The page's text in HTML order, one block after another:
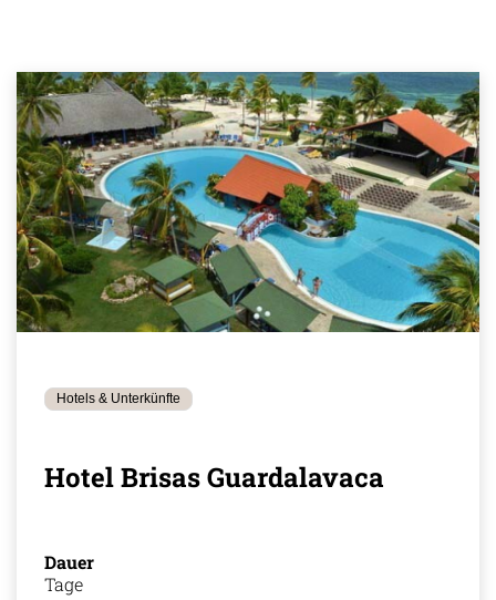
Hotels & Unterkünfte
Hotel Brisas Guardalavaca
Dauer
Tage